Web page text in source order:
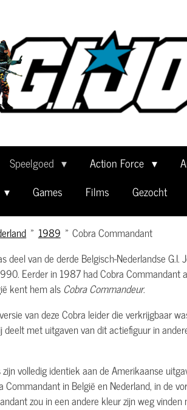
Speelgoed Action Force
Games Films Gezocht
» 1989 » Cobra Commandant
deel van de derde Belgisch-Nederlandse
Eerder in 1987 had Cobra Commandant
kent hem als Cobra Commandeur.
van deze Cobra leider die verkrijgbaar
met uitgaven van dit actiefiguur in
volledig identiek aan de Amerikaanse
in België en Nederland, in de
zou in een andere kleur zijn weg vinden